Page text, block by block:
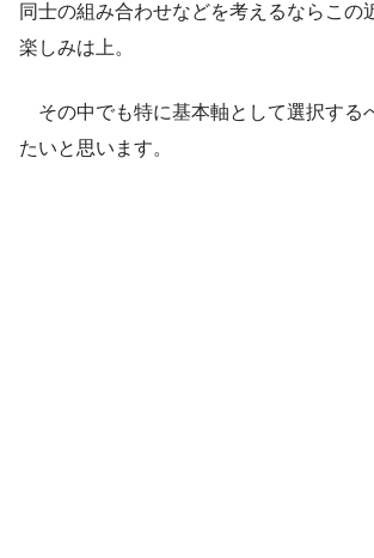
同士の組み合わせなどを考えるならこの
楽しみは上。
その中でも特に基本軸として選択する
たいと思います。